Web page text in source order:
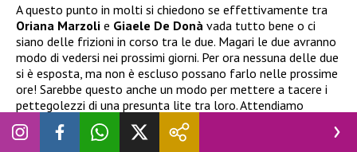
A questo punto in molti si chiedono se effettivamente tra
Oriana Marzoli e Giaele De Donà vada tutto bene o ci
siano delle frizioni in corso tra le due. Magari le due avranno
modo di vedersi nei prossimi giorni. Per ora nessuna delle due
si è esposta, ma non è escluso possano farlo nelle prossime
ore! Sarebbe questo anche un modo per mettere a tacere i
pettegolezzi di una presunta lite tra loro. Attendiamo
notizie da parte delle dirette interessate.